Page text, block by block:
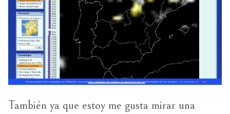
También ya que estoy me gusta mirar una